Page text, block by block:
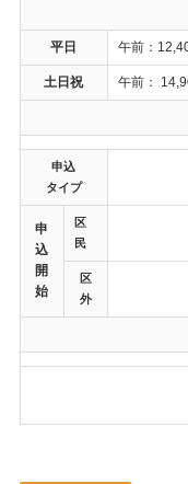
平日 午前：
土日祝 午前：
申込
タイプ
申
込
開
始
区
民
区
外